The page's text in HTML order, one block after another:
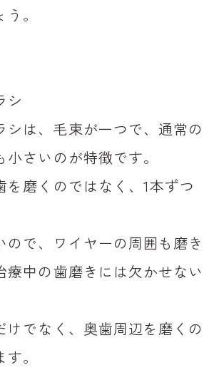
。
シ
シは、毛束が一つで、通常の
さいのが特徴です。
を磨くのではなく、1本ずつ
ので、ワイヤーの周囲も磨き
療中の歯磨きには欠かせない
けでなく、奥歯周辺を磨くの
。